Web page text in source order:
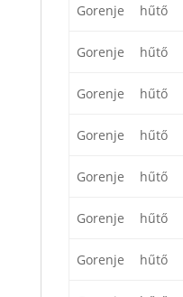
Gorenje hűtő
Gorenje hűtő
Gorenje hűtő
Gorenje hűtő
Gorenje hűtő
Gorenje hűtő
Gorenje hűtő